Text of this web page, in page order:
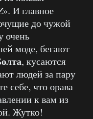
». И главное
до чужой
очень
моде, бегают
, кусаются
людей за пару
себе, что орава
к вам из
Жутко!